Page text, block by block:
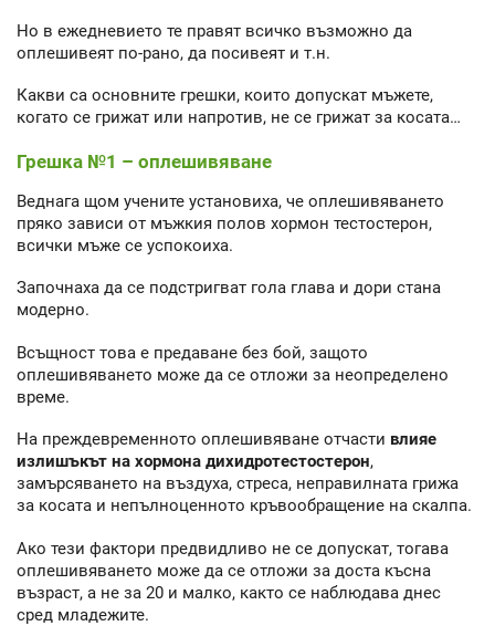
Но в ежедневието те правят всичко възможно да
оплешивеят по-рано, да посивеят и т.н.
Какви са основните грешки, които допускат мъжете,
когато се грижат или напротив, не се грижат за косата…
Грешка №1 – оплешивяване
Веднага щом учените установиха, че оплешивяването
пряко зависи от мъжкия полов хормон тестостерон,
всички мъже се успокоиха.
Започнаха да се подстригват гола глава и дори стана
модерно.
Всъщност това е предаване без бой, защото
оплешивяването може да се отложи за неопределено
време.
На преждевременното оплешивяване отчасти влияе
излишъкът на хормона дихидротестостерон,
замърсяването на въздуха, стреса, неправилната грижа
за косата и непълноценното кръвообращение на скалпа.
Ако тези фактори предвидливо не се допускат, тогава
оплешивяването може да се отложи за доста късна
възраст, а не за 20 и малко, както се наблюдава днес
сред младежите.